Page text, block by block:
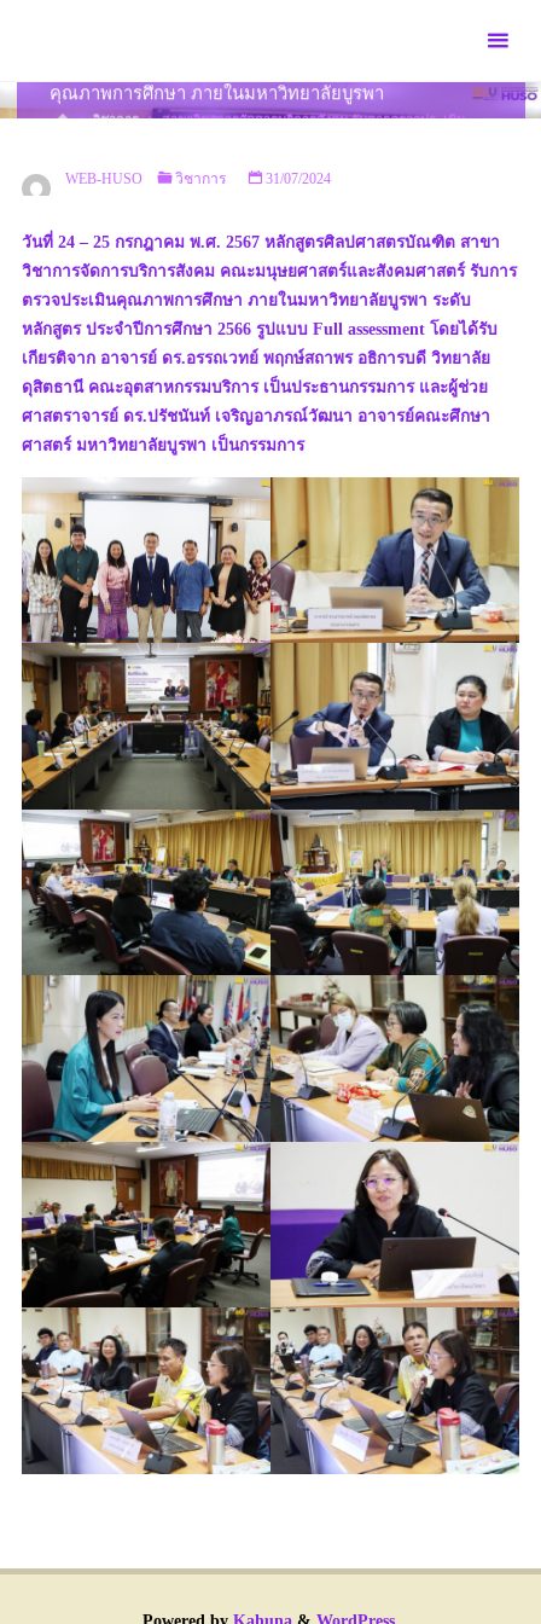
คุณภาพการศึกษา ภายในมหาวิทยาลัยบูรพา
HOMEวิชาการ
สาขาวิชาการจัดการบริการสังคม รับการตรวจประเมิน
WEB-HUSO วิชาการ 31/07/2024
วันที่ 24 – 25 กรกฎาคม พ.ศ. 2567 หลักสูตรศิลปศาสตรบัณฑิต สาขา
วิชาการจัดการบริการสังคม คณะมนุษยศาสตร์และสังคมศาสตร์ รับการ
ตรวจประเมินคุณภาพการศึกษา ภายในมหาวิทยาลัยบูรพา ระดับ
หลักสูตร ประจำปีการศึกษา 2566 รูปแบบ Full assessment โดยได้รับ
เกียรติจาก อาจารย์ ดร.อรรถเวทย์ พฤกษ์สถาพร อธิการบดี วิทยาลัย
ดุสิตธานี คณะอุตสาหกรรมบริการ เป็นประธานกรรมการ และผู้ช่วย
ศาสตราจารย์ ดร.ปรัชนันท์ เจริญอาภรณ์วัฒนา อาจารย์คณะศึกษา
ศาสตร์ มหาวิทยาลัยบูรพา เป็นกรรมการ